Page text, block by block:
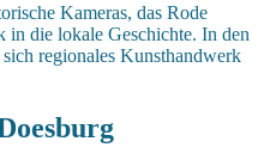
Kameras, das Rode
die lokale Geschichte. In den
regionales Kunsthandwerk